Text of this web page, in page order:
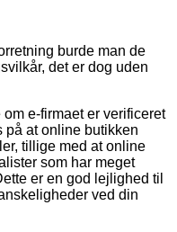
burde man de
det er dog uden
e-firmaet er verificeret
på at online butikken
tillige med at online
som har meget
er en god lejlighed til
ved din